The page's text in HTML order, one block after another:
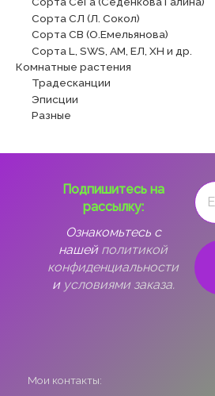
Сорта СЛ (Л. Сокол)
Сорта СВ (О.Емельянова)
Сорта L, SWS, АМ, ЕЛ, ХН и др.
Комнатные растения
Традесканции
Эписции
Разные
Подпишитесь на
рассылку:
Ознакомьтесь с
нашей политикой
конфиденциальности
и условиями заказа.
Мои контакты: